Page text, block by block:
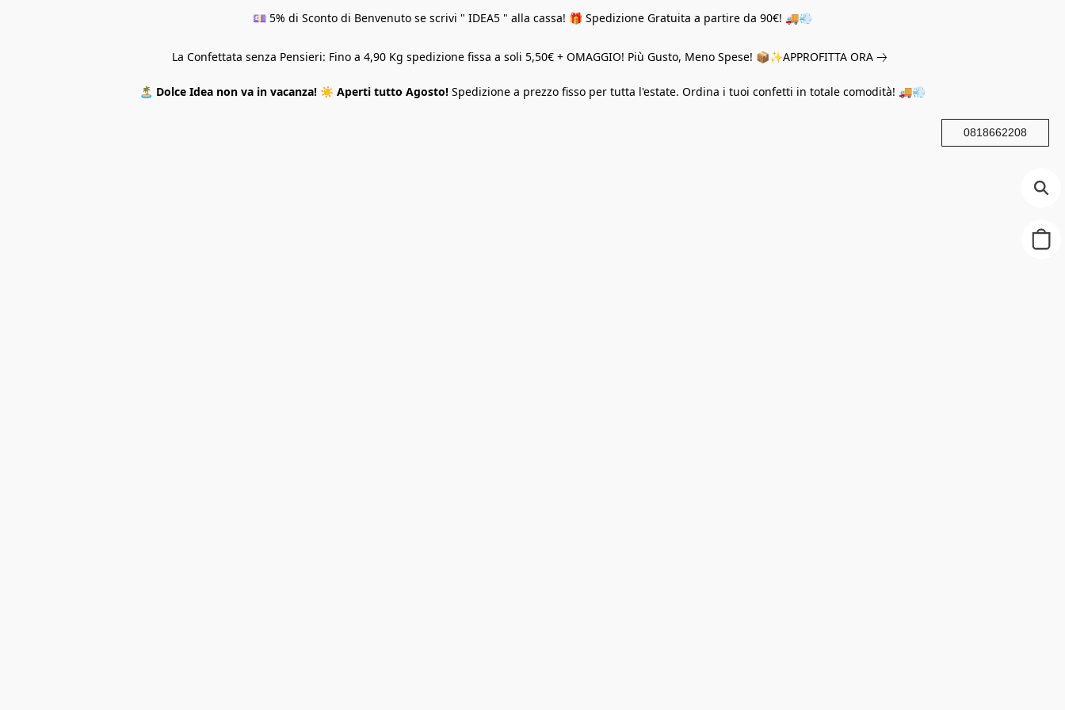
💷 5% di Sconto di Benvenuto se scrivi " IDEA5 " alla cassa! 🎁 Spedizione Gratuita a partire da 90€! 🚚💨
La Confettata senza Pensieri: Fino a 4,90 Kg spedizione fissa a soli 5,50€ + OMAGGIO! Più Gusto, Meno Spese! 📦✨APPROFITTA ORA
🏝️ Dolce Idea non va in vacanza! ☀️ Aperti tutto Agosto! Spedizione a prezzo fisso per tutta l'estate. Ordina i tuoi confetti in totale comodità! 🚚💨
0818662208